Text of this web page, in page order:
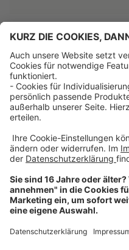
Über uns
Dehner
Jobs bei Dehner